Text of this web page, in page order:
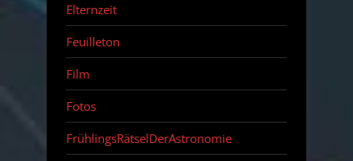
Elternzeit
Feuilleton
Film
Fotos
FrühlingsRätselDerAstronomie